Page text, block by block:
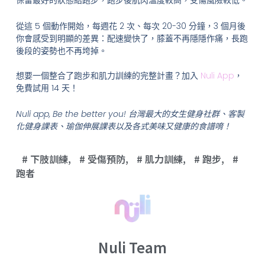
從這 5 個動作開始，每週花 2 次、每次 20-30 分鐘，3 個月後
你會感受到明顯的差異：配速變快了，膝蓋不再隱隱作痛，長跑
後段的姿勢也不再垮掉。
想要一個整合了跑步和肌力訓練的完整計畫？加入 Nuli App ，
免費試用 14 天！
Nuli app, Be the better you! 台灣最大的女生健身社群、客製
化健身課表、瑜伽伸展課表以及各式美味又健康的食譜唷！
下肢訓練, 受傷預防, 肌力訓練, 跑步,
跑者
Nuli Team